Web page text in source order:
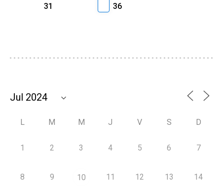
31
36
L M M J V S D
1 2 3 4 5 6 7
8 9 10 11 12 13 14